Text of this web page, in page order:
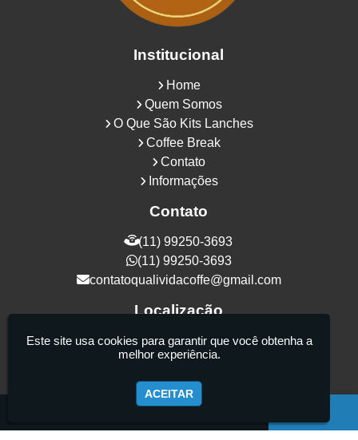
Institucional
Home
Quem Somos
O Que São Kits Lanches
Coffee Break
Contato
Informações
Contato
(11) 99250-3693
(11) 99250-3693
contatoqualividacoffe@gmail.com
Localização
Rua Samurais, 27 - Vila Maria Alta - São
Paulo / SP - CEP: 02130-080
Este site usa cookies para garantir que você obtenha a
melhor experiência.
ACEITAR